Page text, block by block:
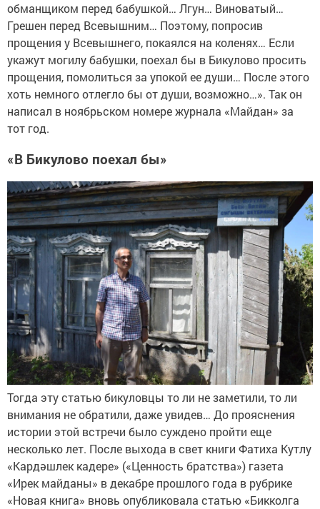
обманщиком перед бабушкой… Лгун… Виноватый…
Грешен перед Всевышним… Поэтому, попросив
прощения у Всевышнего, покаялся на коленях… Если
укажут могилу бабушки, поехал бы в Бикулово просить
прощения, помолиться за упокой ее души… После этого
хоть немного отлегло бы от души, возможно…». Так он
написал в ноябрьском номере журнала «Майдан» за
тот год.
«В Бикулово поехал бы»
Тогда эту статью бикуловцы то ли не заметили, то ли
внимания не обратили, даже увидев… До прояснения
истории этой встречи было суждено пройти еще
несколько лет. После выхода в свет книги Фатиха Кутлу
«Кардәшлек кадере» («Ценность братства») газета
«Ирек майданы» в декабре прошлого года в рубрике
«Новая книга» вновь опубликовала статью «Бикколга